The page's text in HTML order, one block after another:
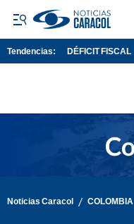
Tendencias: DÉFICIT FISCAL
Noticias Caracol / COLOMBIA